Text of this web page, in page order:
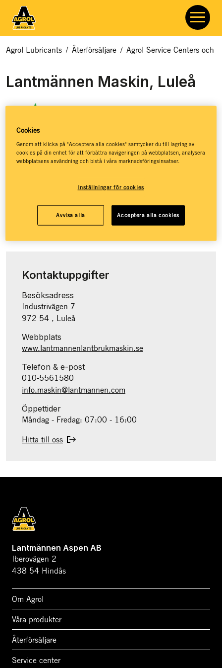
Agrol Lubricants / Återförsäljare / Agrol Service Centers och
Lantmännen Maskin, Luleå
Lantmännen Maskin representerar några av de starkaste
De har genomgått en gedigen utbildning om smörjmedel och
på fler än 50 platser över hela landet med maskiner,
reservdelar och verkstad – alltid nära dig.
Kontaktuppgifter
Besöksadress
Industrivägen 7
972 54 , Luleå
Webbplats
www.lantmannenlantbrukmaskin.se
Telefon & e-post
010-5561580
info.maskin@lantmannen.com
Öppettider
Måndag - Fredag: 07:00 - 16:00
Hitta till oss
Lantmännen Aspen AB
Iberovägen 2
438 54 Hindås
Om Agrol
Våra produkter
Återförsäljare
Service center
Cookies
Genom att klicka på "Acceptera alla cookies" samtycker du till lagring av
cookies på din enhet för att förbättra navigeringen på webbplatsen, analysera
webbplatsens användning och bistå i våra marknadsföringsinsatser.
Inställningar för cookies
Avvisa alla Acceptera alla cookies